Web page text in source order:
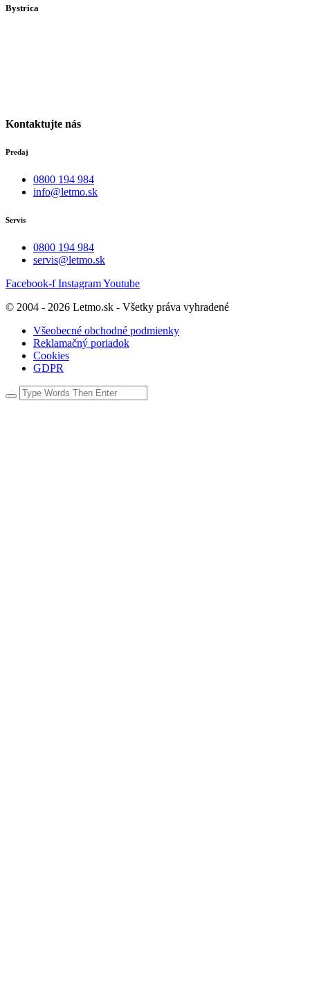
Bystrica
Kontaktujte nás
Predaj
0800 194 984
info@letmo.sk
Servis
0800 194 984
servis@letmo.sk
Facebook-f InstagramYoutube
© 2004 - 2026 Letmo.sk - Všetky práva vyhradené
Všeobecné obchodné podmienky
Reklamačný poriadok
Cookies
GDPR